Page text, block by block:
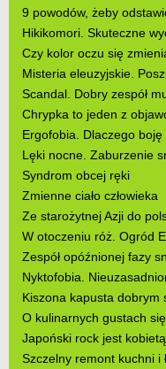
9 powodów, żeby
Hikikomori. Skuteczne
Czy kolor oczu się
Misteria eleuzyjskie.
Scandal. Dobry zespół
Chrypka to jeden z
Ergofobia. Dlaczego
Lęki nocne. Zaburzenie
Syndrom obcej ręki
Zmienne ciało człowieka
Ze starożytnej Azji do
W otoczeniu róż. Ogród
Zespół opóźnionej fazy
Nyktofobia.
Kiszona kapusta dobrym
O kulinarnych gustach
Japoński rock jest kobietą
Szczelny remont kuchni i